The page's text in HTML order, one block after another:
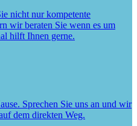
nicht nur kompetente
wir beraten Sie wenn es um
hilft Ihnen gerne.
Sprechen Sie uns an und wir
dem direkten Weg.